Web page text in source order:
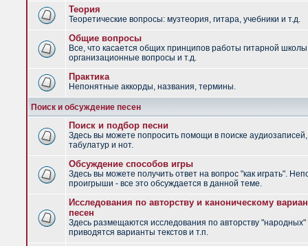
Теория
Теоретические вопросы: музтеория, гитара, учебники и т.д.
Общие вопросы
Все, что касается общих принципов работы гитарной
организационные вопросы и т.д.
Практика
Непонятные аккорды, названия, термины.
Поиск и обсуждение песен
Поиск и подбор песни
Здесь вы можете попросить помощи в поиске аудиозаписей,
табулатур и нот.
Обсуждение способов игры
Здесь вы можете получить ответ на вопрос "как играть".
проигрыши - все это обсуждается в данной теме.
Исследования по авторству и каноническому
песен
Здесь размещаются исследования по авторству "народных"
приводятся варианты текстов и т.п.